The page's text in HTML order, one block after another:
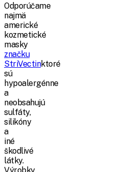
Odporúčame
najmä
americké
kozmetické
masky
značku
StriVectinktoré
sú
hypoalergénne
a
neobsahujú
sulfáty,
silikóny
a
iné
škodlivé
látky.